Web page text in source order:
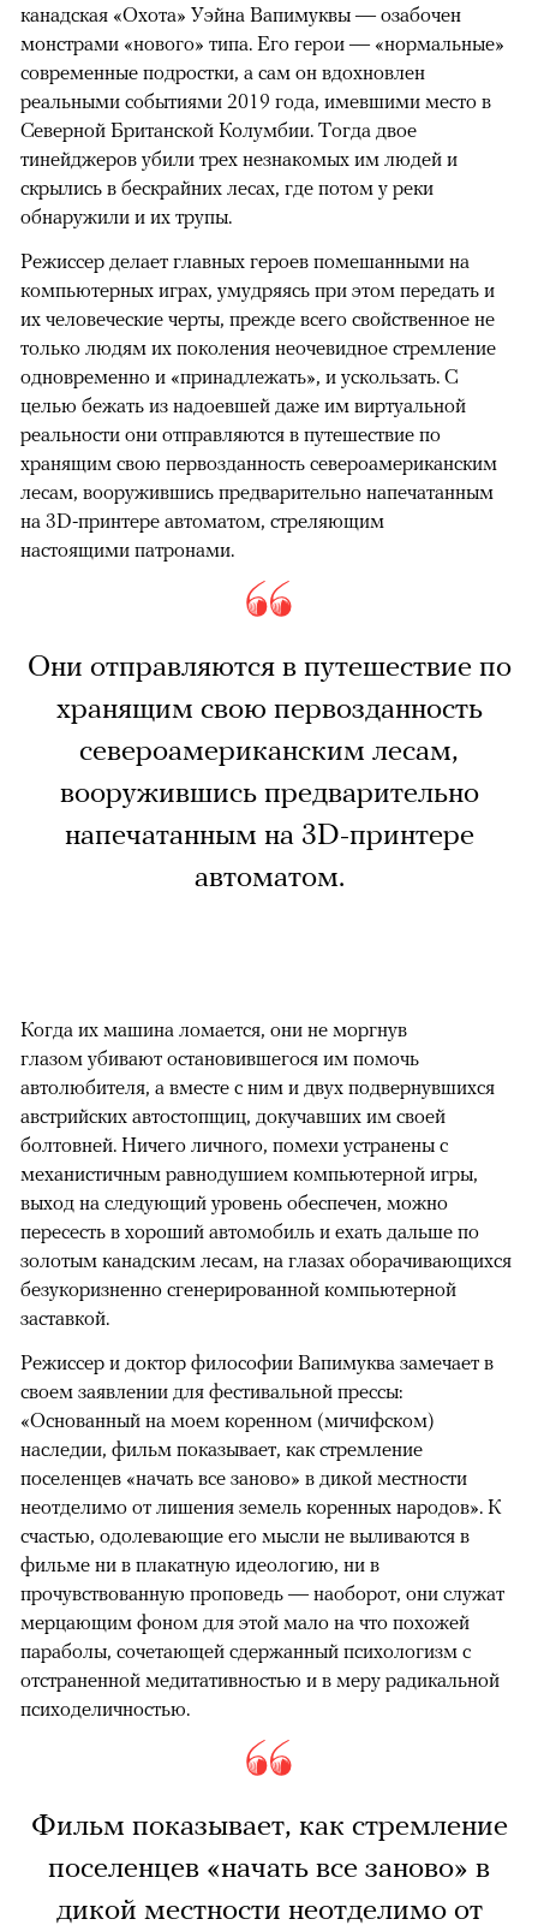
канадская «Охота» Уэйна Вапимуквы — озабочен
монстрами «нового» типа. Его герои — «нормальные»
современные подростки, а сам он вдохновлен
реальными событиями 2019 года, имевшими место в
Северной Британской Колумбии. Тогда двое
тинейджеров убили трех незнакомых им людей и
скрылись в бескрайних лесах, где потом у реки
обнаружили и их трупы.
Режиссер делает главных героев помешанными на
компьютерных играх, умудряясь при этом передать и
их человеческие черты, прежде всего свойственное не
только людям их поколения неочевидное стремление
одновременно и «принадлежать», и ускользать. С
целью бежать из надоевшей даже им виртуальной
реальности они отправляются в путешествие по
хранящим свою первозданность североамериканским
лесам, вооружившись предварительно напечатанным
на 3D-принтере автоматом, стреляющим
настоящими патронами.
Они отправляются в путешествие по
хранящим свою первозданность
североамериканским лесам,
вооружившись предварительно
напечатанным на 3D-принтере
автоматом.
Когда их машина ломается, они не моргнув
глазом убивают остановившегося им помочь
автолюбителя, а вместе с ним и двух подвернувшихся
австрийских автостопщиц, докучавших им своей
болтовней. Ничего личного, помехи устранены с
механистичным равнодушием компьютерной игры,
выход на следующий уровень обеспечен, можно
пересесть в хороший автомобиль и ехать дальше по
золотым канадским лесам, на глазах оборачивающихся
безукоризненно сгенерированной компьютерной
заставкой.
Режиссер и доктор философии Вапимуква замечает в
своем заявлении для фестивальной прессы:
«Основанный на моем коренном (мичифском)
наследии, фильм показывает, как стремление
поселенцев «начать все заново» в дикой местности
неотделимо от лишения земель коренных народов». К
счастью, одолевающие его мысли не выливаются в
фильме ни в плакатную идеологию, ни в
прочувствованную проповедь — наоборот, они служат
мерцающим фоном для этой мало на что похожей
параболы, сочетающей сдержанный психологизм с
отстраненной медитативностью и в меру радикальной
психоделичностью.
Фильм показывает, как стремление
поселенцев «начать все заново» в
дикой местности неотделимо от